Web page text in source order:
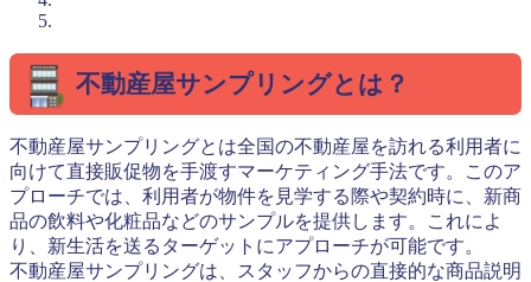
不動産屋サンプリングとは？
不動産屋サンプリングとは全国の不動産屋を訪れる利用者に
向けて直接販促物を手渡すマーケティング手法です。このア
プローチでは、利用者が物件を見学する際や契約時に、新商
品の飲料や化粧品などのサンプルを提供します。これによ
り、新生活を送るターゲットにアプローチが可能です。
不動産屋サンプリングは、スタッフからの直接的な商品説明